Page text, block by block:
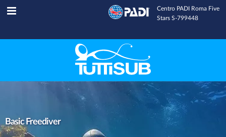
Centro PADI Roma Five
Stars S-799448
Tuttisub INFOLINE
Basic Freediver